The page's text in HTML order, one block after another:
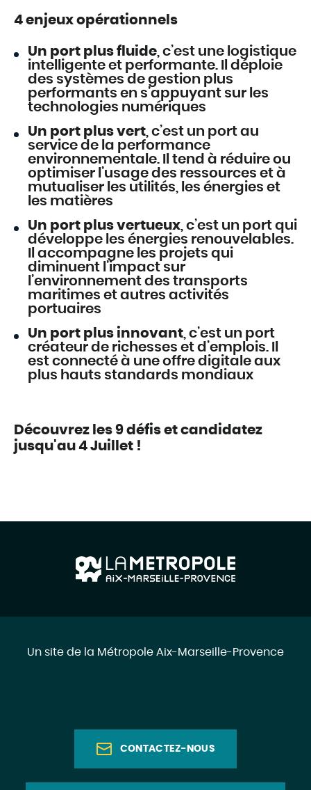
4 enjeux opérationnels
Un port plus fluide, c’est une logistique
intelligente et performante. Il déploie
des systèmes de gestion plus
performants en s’appuyant sur les
technologies numériques
Un port plus vert, c’est un port au
service de la performance
environnementale. Il tend à réduire ou
optimiser l’usage des ressources et à
mutualiser les utilités, les énergies et
les matières
Un port plus vertueux, c’est un port qui
développe les énergies renouvelables.
Il accompagne les projets qui
diminuent l’impact sur
l’environnement des transports
maritimes et autres activités
portuaires
Un port plus innovant, c’est un port
créateur de richesses et d’emplois. Il
est connecté à une offre digitale aux
plus hauts standards mondiaux
Découvrez les 9 défis et candidatez
jusqu'au 4 Juillet !
Un site de la Métropole Aix-Marseille-Provence
CONTACTEZ-NOUS